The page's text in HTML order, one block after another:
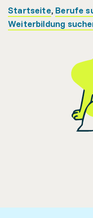
Startseite, Berufe
Weiterbildung